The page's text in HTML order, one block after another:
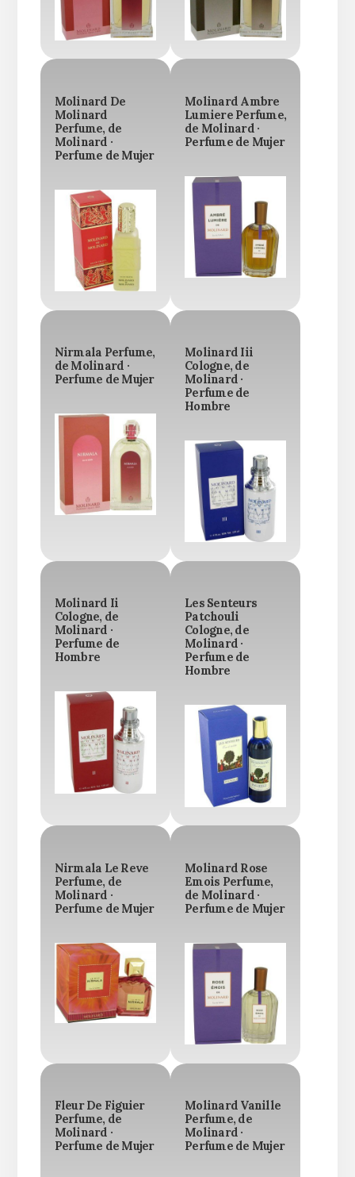
Molinard De
Molinard
Perfume, de
Molinard ·
Perfume de Mujer
Molinard Ambre
Lumiere Perfume,
de Molinard ·
Perfume de Mujer
Nirmala Perfume,
de Molinard ·
Perfume de Mujer
Molinard Iii
Cologne, de
Molinard ·
Perfume de
Hombre
Molinard Ii
Cologne, de
Molinard ·
Perfume de
Hombre
Les Senteurs
Patchouli
Cologne, de
Molinard ·
Perfume de
Hombre
Nirmala Le Reve
Perfume, de
Molinard ·
Perfume de Mujer
Molinard Rose
Emois Perfume,
de Molinard ·
Perfume de Mujer
Fleur De Figuier
Perfume, de
Molinard ·
Perfume de Mujer
Molinard Vanille
Perfume, de
Molinard ·
Perfume de Mujer